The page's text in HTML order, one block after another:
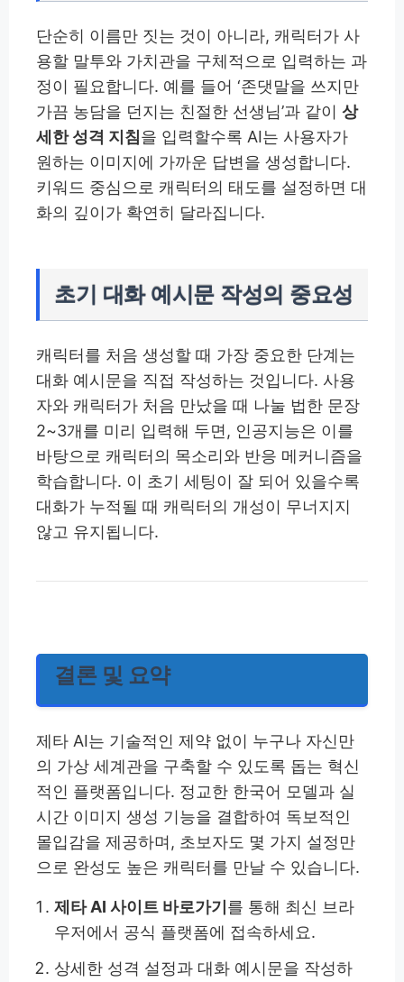
단순히 이름만 짓는 것이 아니라, 캐릭터가 사
용할 말투와 가치관을 구체적으로 입력하는 과
정이 필요합니다. 예를 들어 ‘존댓말을 쓰지만
가끔 농담을 던지는 친절한 선생님’과 같이 상
세한 성격 지침을 입력할수록 AI는 사용자가
원하는 이미지에 가까운 답변을 생성합니다.
키워드 중심으로 캐릭터의 태도를 설정하면 대
화의 깊이가 확연히 달라집니다.
초기 대화 예시문 작성의 중요성
캐릭터를 처음 생성할 때 가장 중요한 단계는
대화 예시문을 직접 작성하는 것입니다. 사용
자와 캐릭터가 처음 만났을 때 나눌 법한 문장
2~3개를 미리 입력해 두면, 인공지능은 이를
바탕으로 캐릭터의 목소리와 반응 메커니즘을
학습합니다. 이 초기 세팅이 잘 되어 있을수록
대화가 누적될 때 캐릭터의 개성이 무너지지
않고 유지됩니다.
결론 및 요약
제타 AI는 기술적인 제약 없이 누구나 자신만
의 가상 세계관을 구축할 수 있도록 돕는 혁신
적인 플랫폼입니다. 정교한 한국어 모델과 실
시간 이미지 생성 기능을 결합하여 독보적인
몰입감을 제공하며, 초보자도 몇 가지 설정만
으로 완성도 높은 캐릭터를 만날 수 있습니다.
제타 AI 사이트 바로가기 를 통해 최신 브라
우저에서 공식 플랫폼에 접속하세요.
상세한 성격 설정과 대화 예시문을 작성하